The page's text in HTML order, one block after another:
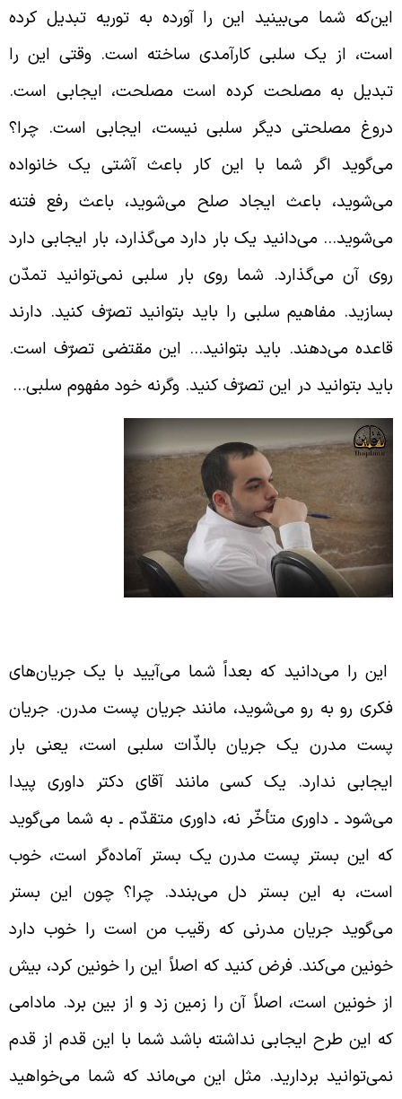
شما می‌بینید این را آورده به توریه تبدیل کرده
از یک سلبی کارآمدی ساخته است. وقتی این را
به مصلحت کرده است مصلحت، ایجابی است.
مصلحتی دیگر سلبی نیست، ایجابی است. چرا؟
اگر شما با این کار باعث آشتی یک خانواده
باعث ایجاد صلح می‌شوید، باعث رفع فتنه
می‌دانید یک بار دارد می‌گذارد، بار ایجابی دارد
آن می‌گذارد. شما روی بار سلبی نمی‌توانید تمدّن
مفاهیم سلبی را باید بتوانید تصرّف کنید. دارند
می‌دهند. باید بتوانید… این مقتضی تصرّف است.
بتوانید در این تصرّف کنید. وگرنه خود مفهوم سلبی…
را می‌دانید که بعداً شما می‌آیید با یک جریان‌های
رو به رو می‌شوید، مانند جریان پست مدرن. جریان
مدرن یک جریان بالذّات سلبی است، یعنی بار
ندارد. یک کسی مانند آقای دکتر داوری پیدا
ـ داوری متأخّر نه، داوری متقدّم ـ به شما می‌گوید
این بستر پست مدرن یک بستر آماده‌گر است، خوب
به این بستر دل می‌بندد. چرا؟ چون این بستر
جریان مدرنی که رقیب من است را خوب دارد
می‌کند. فرض کنید که اصلاً این را خونین کرد، بیش
خونین است، اصلاً آن را زمین زد و از بین برد. مادامی
این طرح ایجابی نداشته باشد شما با این قدم از قدم
بردارید. مثل این می‌ماند که شما می‌خواهید